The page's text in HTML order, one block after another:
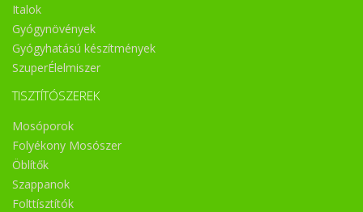
Italok
Gyógynövények
Gyógyhatású készítmények
SzuperÉlelmiszer
TISZTÍTÓSZEREK
Mosóporok
Folyékony Mosószer
Öblítők
Szappanok
Folttísztítók